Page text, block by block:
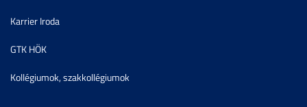
Karrier Iroda
GTK HÖK
Kollégiumok, szakkollégiumok